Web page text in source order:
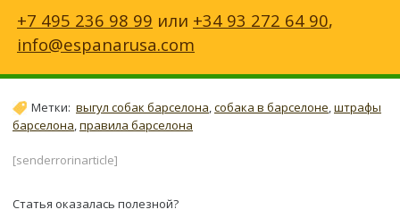
+7 495 236 98 99 или +34 93 272 64 90,
info@espanarusa.com
Метки: выгул собак барселона,собака в барселоне,штрафы
барселона,правила барселона
[senderrorinarticle]
Статья оказалась полезной?